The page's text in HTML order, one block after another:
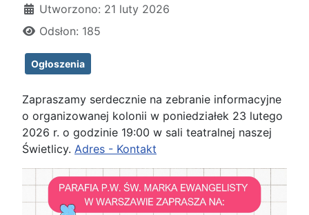
Utworzono: 21 luty 2026
Odsłon: 185
Ogłoszenia
Zapraszamy serdecznie na zebranie informacyjne
o organizowanej kolonii w poniedziałek 23 lutego
2026 r. o godzinie 19:00 w sali teatralnej naszej
Świetlicy. Adres - Kontakt